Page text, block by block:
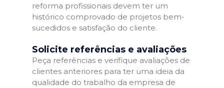
reforma profissionais devem ter um
histórico comprovado de projetos bem-
sucedidos e satisfação do cliente.
Solicite referências e avaliações
Peça referências e verifique avaliações de
clientes anteriores para ter uma ideia da
qualidade do trabalho da empresa de